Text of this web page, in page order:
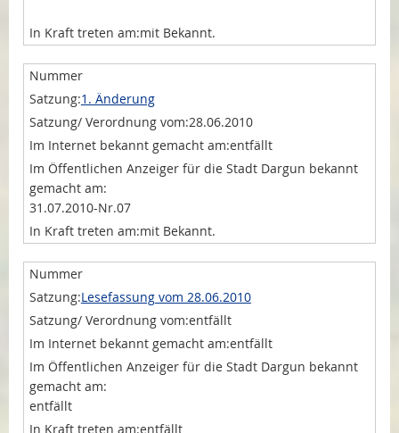
mit Bekannt.
1. Änderung
28.06.2010
entfällt
31.07.2010-Nr.07
mit Bekannt.
Lesefassung vom 28.06.2010
entfällt
entfällt
entfällt
entfällt